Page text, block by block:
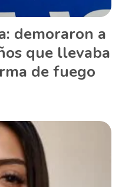
demoraron a
que llevaba
de fuego